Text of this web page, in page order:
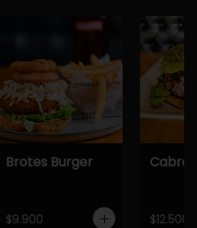
Brotes Burger
$9.900
Cabra
$12.500